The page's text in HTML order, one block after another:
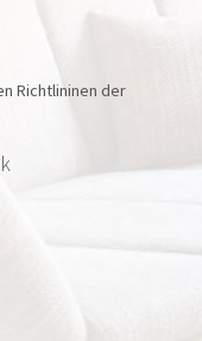
Richtlininen der